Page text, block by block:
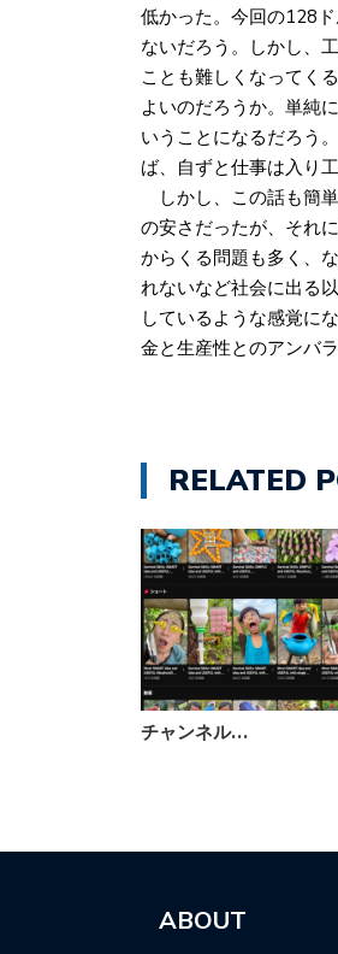
低かった。今回の128
ないだろう。しかし、
ことも難しくなってく
よいのだろうか。単純
いうことになるだろう
ば、自ずと仕事は入り
しかし、この話も簡
の安さだったが、それ
からくる問題も多く、
れないなど社会に出る
しているような感覚に
金と生産性とのアンバ
RELATED
チャンネル…
ABOUT